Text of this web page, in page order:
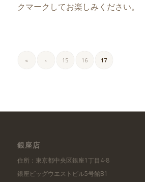
クマークしてお楽しみください。
« ‹ 15 16 17
銀座店
住所：東京都中央区銀座1丁目4-8
銀座ビッグウエストビル5号館B1